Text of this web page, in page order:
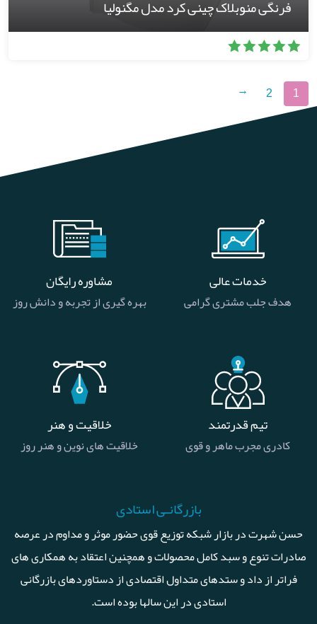
فرنگی منوبلاک چینی کرد مدل مگنولیا
1
2
←
خدمات عالی
هدف جلب مشتری گرامی
مشاوره رایگان
بهره گیری از تجربه و دانش روز
تیم قدرتمند
کادری مجرب ماهر و قوی
خلاقیت و هنر
خلاقیت های نوین و هنر روز
بازرگانـی استادی
حسن شهرت در بازار شبکه توزیع قوی حضور موثر و مداوم در عرصه
صادرات تنوع و سبد کامل محصولات و همچنین اعتقاد به همکاری های
فراتر از داد و ستدهای متداول اقتصادی از دستاوردهای بازرگانی
استادی در این سالها بوده است.